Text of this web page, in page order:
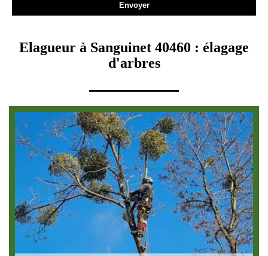
Elagueur à Sanguinet 40460 : élagage
d'arbres